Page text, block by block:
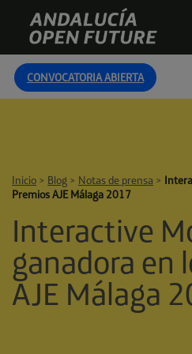
content
Andalucía
Open
Future
CONVOCATORIA ABIERTA
Inicio > Blog > Notas de prensa >
Premios AJE Málaga 2017
Interactive
ganadora en
AJE Málaga